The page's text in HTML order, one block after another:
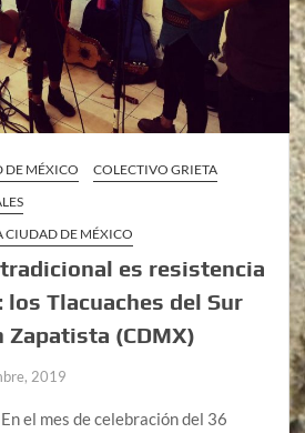
DE MÉXICO
COLECTIVO GRIETA
CIUDAD DE MÉXICO
es resistencia
los Tlacuaches del Sur
Zapatista (CDMX)
2019
el mes de celebración del 36